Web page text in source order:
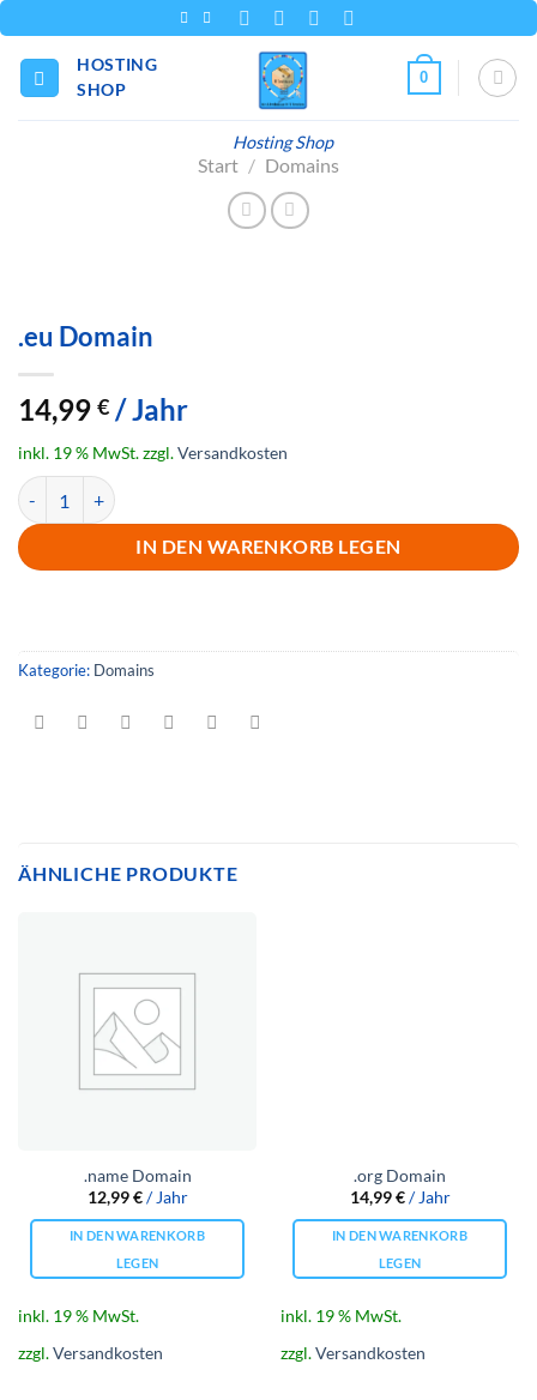
Inhalt
springen
Hosting Shop
HOSTING
SHOP
0
Start / Domains
.eu Domain
14,99 € / Jahr
inkl. 19 % MwSt.zzgl.Versandkosten
.eu Domain Menge
IN DEN WARENKORB LEGEN
Kategorie: Domains
ÄHNLICHE PRODUKTE
.name Domain
12,99€ / Jahr
IN DEN WARENKORB
LEGEN
inkl. 19 % MwSt.
zzgl.Versandkosten
.org Domain
14,99€ / Jahr
IN DEN WARENKORB
LEGEN
inkl. 19 % MwSt.
zzgl.Versandkosten